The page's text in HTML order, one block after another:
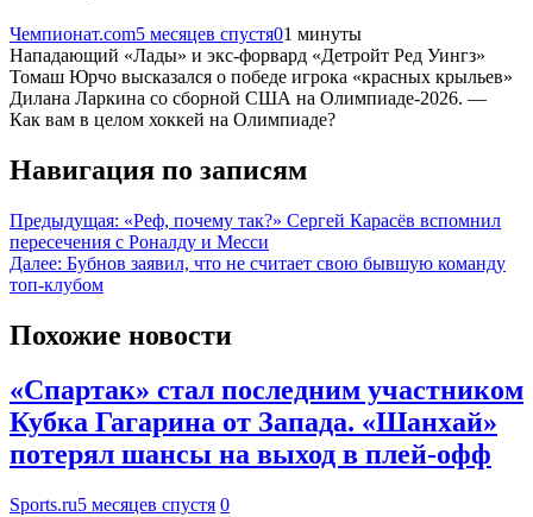
Чемпионат.com5 месяцев спустя01 минуты
Нападающий «Лады» и экс-форвард «Детройт Ред Уингз»
Томаш Юрчо высказался о победе игрока «красных крыльев»
Дилана Ларкина со сборной США на Олимпиаде-2026. —
Как вам в целом хоккей на Олимпиаде?
Навигация по записям
Предыдущая: «Реф, почему так?» Сергей Карасёв вспомнил
пересечения с Роналду и Месси
Далее: Бубнов заявил, что не считает свою бывшую команду
топ-клубом
Похожие новости
«Спартак» стал последним участником
Кубка Гагарина от Запада. «Шанхай»
потерял шансы на выход в плей-офф
Sports.ru5 месяцев спустя 0